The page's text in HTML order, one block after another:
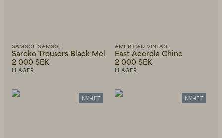
SAMSOE SAMSOE
Saroko Trousers Black Mel
2 000 SEK
I LAGER
AMERICAN VINTAGE
East Acerola Chine
2 000 SEK
I LAGER
NYHET NYHET